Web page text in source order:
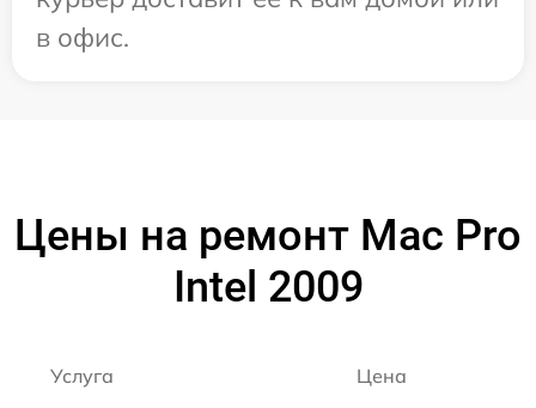
в офис.
Цены на ремонт Mac Pro
Intel 2009
Услуга Цена